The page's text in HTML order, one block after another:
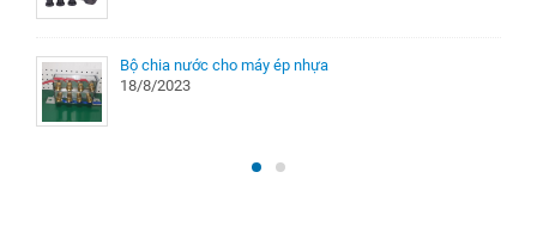
Bộ chia nước cho máy ép nhựa
18/8/2023